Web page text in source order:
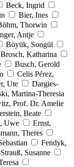
Beck, Ingrid
Bier, Ines
Thorwin
Antje
Böyük, Songül
Brosch, Katharina
Busch, Gerold
Celis Pérez,
Ute
Dargies-
Martina-Theresia
Prof. Dr. Amelie
Beate
Uwe
Ernst,
Theres
Fendyk,
Susanne